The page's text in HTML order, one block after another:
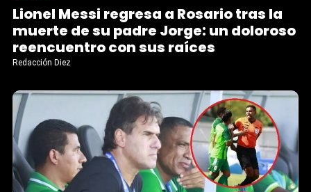
Lionel Messi regresa a Rosario tras la
muerte de su padre Jorge: un doloroso
reencuentro con sus raíces
Redacción Diez